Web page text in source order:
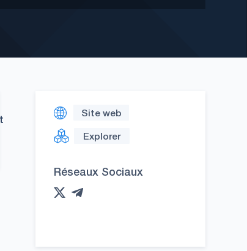
Site web
Explorer
Réseaux Sociaux